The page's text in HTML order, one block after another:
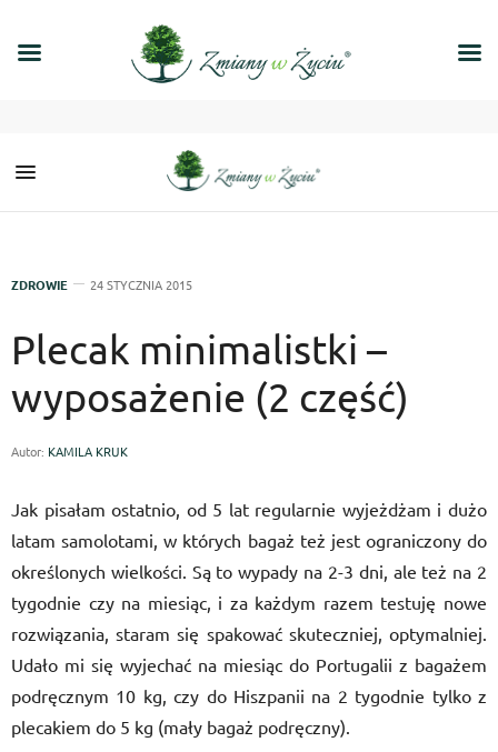
ZDROWIE 24 STYCZNIA 2015
Plecak minimalistki –
wyposażenie (2 część)
Autor: KAMILA KRUK
Jak pisałam ostatnio, od 5 lat regularnie wyjeżdżam i dużo
latam samolotami, w których bagaż też jest ograniczony do
określonych wielkości. Są to wypady na 2-3 dni, ale też na 2
tygodnie czy na miesiąc, i za każdym razem testuję nowe
rozwiązania, staram się spakować skuteczniej, optymalniej.
Udało mi się wyjechać na miesiąc do Portugalii z bagażem
podręcznym 10 kg, czy do Hiszpanii na 2 tygodnie tylko z
plecakiem do 5 kg (mały bagaż podręczny).